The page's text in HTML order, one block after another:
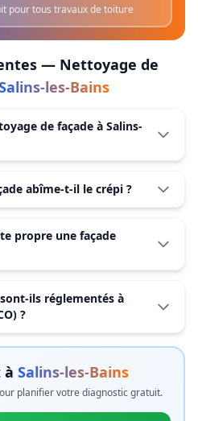
pour tous travaux de toiture
— Nettoyage de
les-Bains
de façade à Salins-
abîme-t-il le crépi ?
propre une façade
ils réglementés à
?
à Salins-les-Bains
planifier votre diagnostic gratuit.